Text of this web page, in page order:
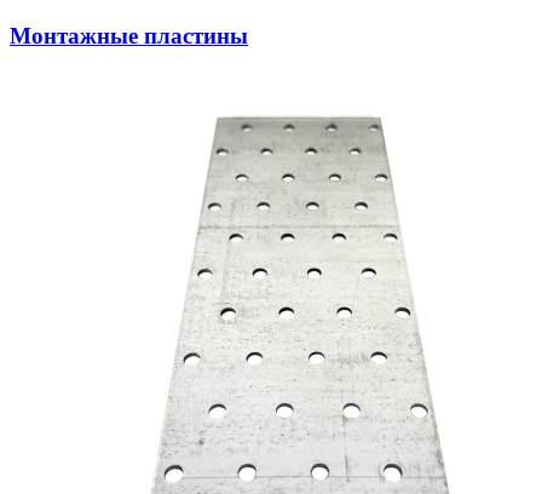
Монтажные пластины